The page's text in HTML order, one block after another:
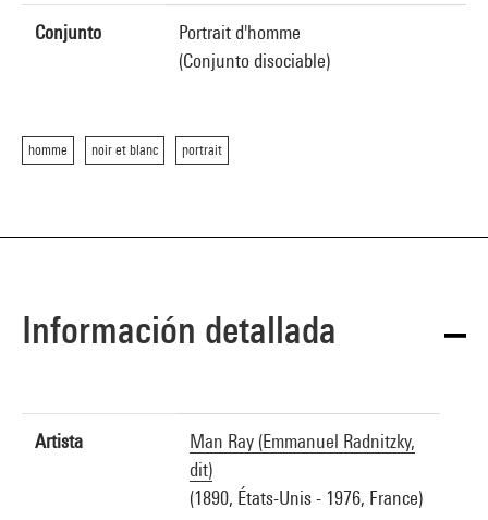
Conjunto
Portrait d'homme
(Conjunto disociable)
homme noir et blanc portrait
Información detallada
Artista
Man Ray (Emmanuel Radnitzky,
dit)
(1890, États-Unis - 1976, France)